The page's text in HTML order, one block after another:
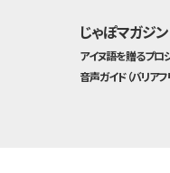
じゃぽマガジン
アイヌ語を贈るプロ
音声ガイド（バリアフ